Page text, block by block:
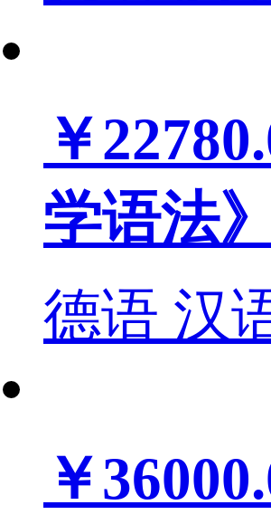
￥
学语法
德语 汉
￥